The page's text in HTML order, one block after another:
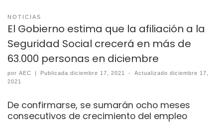
NOTICIAS
El Gobierno estima que la afiliación a la
Seguridad Social crecerá en más de
63.000 personas en diciembre
por AEC Publicadadiciembre 17, 2021 - Actualizadodiciembre 17,
2021
De confirmarse, se sumarán ocho meses
consecutivos de crecimiento del empleo